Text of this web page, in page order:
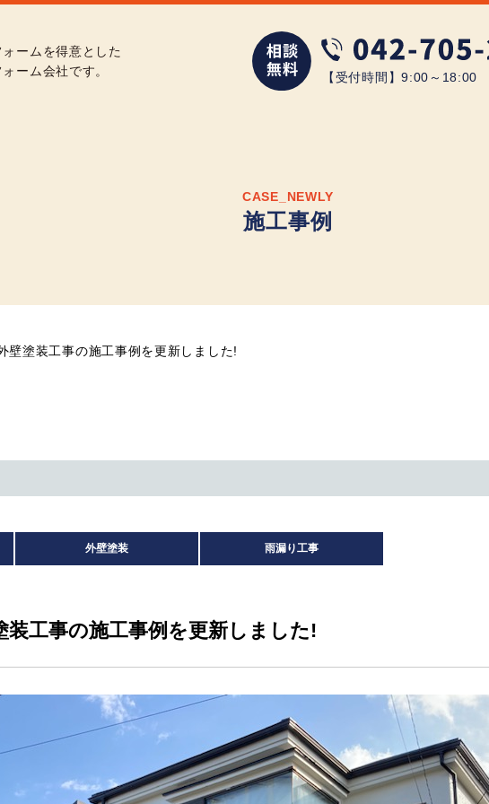
ームを得意とした
ーム会社です。
【受付時間】9:00～
CASE_NEWLY
施工事例
壁塗装工事の施工事例を更新しました!
外壁塗装 雨漏り工事
装工事の施工事例を更新しました!